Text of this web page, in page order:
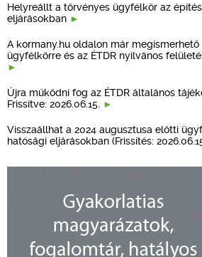
Helyreállt a törvényes ügyfélkör az
eljárásokban
A kormany.hu oldalon már megismerhető
ügyfélkörre és az ÉTDR nyilvános
Újra működni fog az ÉTDR általános
Frissítve: 2026.06.15.
Visszaállhat a 2024 augusztusa előtti
hatósági eljárásokban (Frissítés: